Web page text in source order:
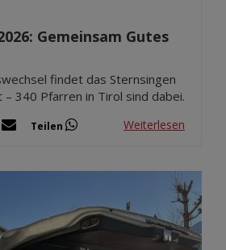
Gemeinsam Gutes
findet das Sternsingen
340 Pfarren in Tirol sind dabei.
Teilen Weiterlesen